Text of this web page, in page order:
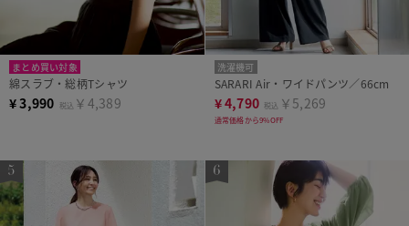
まとめ買い対象
綿スラブ・総柄Tシャツ
¥3,990 税込 ￥4,389
洗濯機可
SARARI Air・ワイドパンツ／66cm
¥4,790 税込 ￥5,269
通常価格から9%OFF